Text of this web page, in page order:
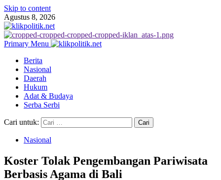
Skip to content
Agustus 8, 2026
Primary Menu
Berita
Nasional
Daerah
Hukum
Adat & Budaya
Serba Serbi
Cari untuk:
Nasional
Koster Tolak Pengembangan Pariwisata
Berbasis Agama di Bali